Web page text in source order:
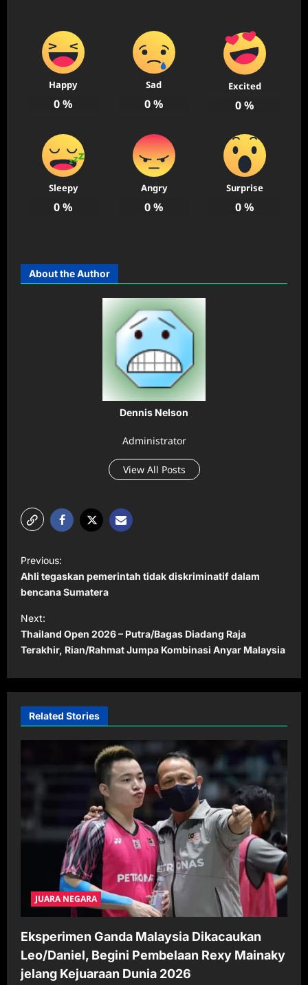
Happy
0%
Sad
0%
Excited
0%
Sleepy
0%
Angry
0%
Surprise
0%
About the Author
Dennis Nelson
Administrator
View All Posts
o
s
t
n
a
v
g
a
n
Previous:
Ahli tegaskan pemerintah tidak diskriminatif dalam
bencana Sumatera
Next:
Thailand Open 2026 – Putra/Bagas Diadang Raja
Terakhir, Rian/Rahmat Jumpa Kombinasi Anyar Malaysia
Related Stories
JUARA NEGARA
Eksperimen Ganda Malaysia Dikacaukan
Leo/Daniel, Begini Pembelaan Rexy Mainaky
jelang Kejuaraan Dunia 2026